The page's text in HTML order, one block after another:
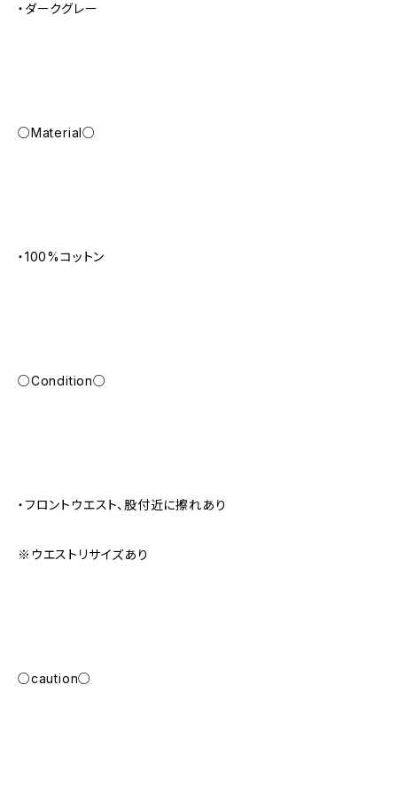
・ダークグレー
○Material○
・100%コットン
○Condition○
・フロントウエスト、股付近に擦れあり
※ウエストリサイズあり
○caution○